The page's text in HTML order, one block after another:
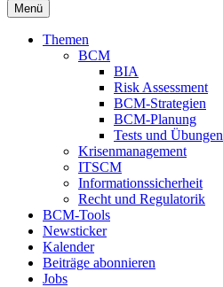
Menü
Themen
BCM
BIA
Risk Assessment
BCM-Strategien
BCM-Planung
Tests und Übungen
Krisenmanagement
ITSCM
Informationssicherheit
Recht und Regulatorik
BCM-Tools
Newsticker
Kalender
Beiträge abonnieren
Jobs